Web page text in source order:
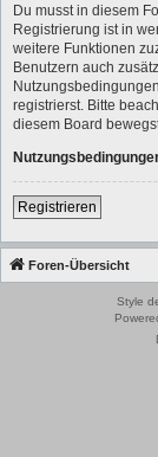
Du musst in diesem
Registrierung ist in
weitere Funktionen
Benutzern auch
registrierst. Bitte
diesem Board
Registrieren
Foren-Übersicht
Style